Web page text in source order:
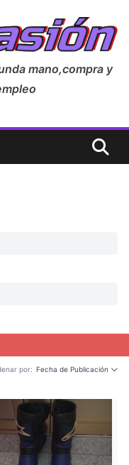
mano,compra y
por: Fecha de Publicación